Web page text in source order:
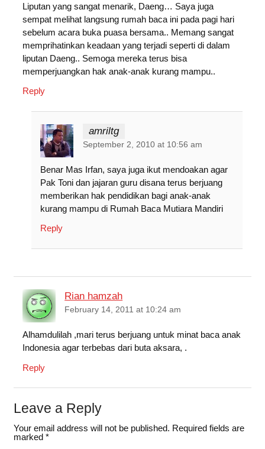
k
p
n
Liputan yang sangat menarik, Daeng… Saya juga
sempat melihat langsung rumah baca ini pada pagi hari
sebelum acara buka puasa bersama.. Memang sangat
memprihatinkan keadaan yang terjadi seperti di dalam
liputan Daeng.. Semoga mereka terus bisa
memperjuangkan hak anak-anak kurang mampu..
Reply
amriltg
September 2, 2010 at 10:56 am
Benar Mas Irfan, saya juga ikut mendoakan agar
Pak Toni dan jajaran guru disana terus berjuang
memberikan hak pendidikan bagi anak-anak
kurang mampu di Rumah Baca Mutiara Mandiri
Reply
Rian hamzah
February 14, 2011 at 10:24 am
Alhamdulilah ,mari terus berjuang untuk minat baca anak
Indonesia agar terbebas dari buta aksara, .
Reply
Leave a Reply
Your email address will not be published. Required fields are
marked *